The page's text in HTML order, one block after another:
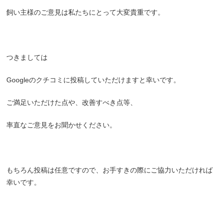
飼い主様のご意見は私たちにとって大変貴重です。
つきましては
Googleのクチコミに投稿していただけますと幸いです。
ご満足いただけた点や、改善すべき点等、
率直なご意見をお聞かせください。
もちろん投稿は任意ですので、お手すきの際にご協力いただければ
幸いです。